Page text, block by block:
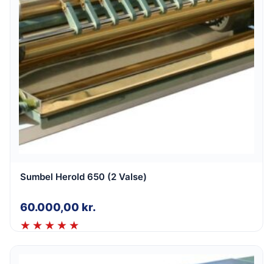
Sumbel Herold 650 (2 Valse)
60.000,00 kr.